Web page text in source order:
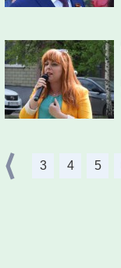
3 4 5